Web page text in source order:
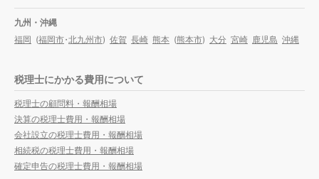
九州・沖縄
福岡 (福岡市・北九州市) 佐賀 長崎 熊本 (熊本市) 大分 宮崎 鹿児島 沖縄
税理士にかかる費用について
税理士の顧問料・報酬相場
決算の税理士費用・報酬相場
会社設立の税理士費用・報酬相場
相続税の税理士費用・報酬相場
確定申告の税理士費用・報酬相場